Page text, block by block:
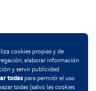
cookies propias y de
elaborar información
y servir publicidad
todaspara permitir el uso
todas (salvo las cookies